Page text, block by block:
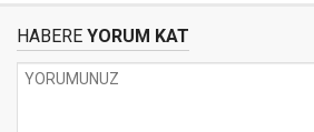
HABERE YORUM KAT